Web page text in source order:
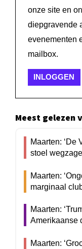
onze site en
diepgravende
evenementen
mailbox.
INLOGGEN
Meest gelezen
Maarten: ‘De
stoel
Maarten:
marginaal
Maarten:
Amerikaanse
Maarten: